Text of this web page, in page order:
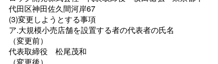
代田区神田佐久間河岸67
(3)変更しようとする事項
ア.大規模小売店舗を設置する者の代表者の氏名
（変更前）
代表取締役 松尾茂和
（変更後）